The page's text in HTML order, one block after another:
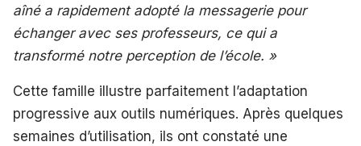
aîné a rapidement adopté la messagerie pour
échanger avec ses professeurs, ce qui a
transformé notre perception de l’école. »
Cette famille illustre parfaitement l’adaptation
progressive aux outils numériques. Après quelques
semaines d’utilisation, ils ont constaté une